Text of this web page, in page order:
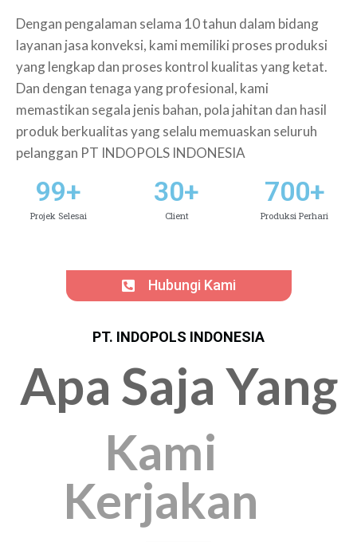
Dengan pengalaman selama 10 tahun dalam bidang
layanan jasa konveksi, kami memiliki proses produksi
yang lengkap dan proses kontrol kualitas yang ketat.
Dan dengan tenaga yang profesional, kami
memastikan segala jenis bahan, pola jahitan dan hasil
produk berkualitas yang selalu memuaskan seluruh
pelanggan PT INDOPOLS INDONESIA
Hubungi Kami
99+
Projek Selesai
30+
Client
700+
Produksi Perhari
PT. INDOPOLS INDONESIA
Apa Saja Yang
Kami
Kerjakan